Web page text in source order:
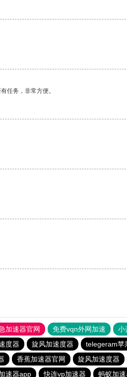
任务，非常方便。
加速器官网 免费vqn外网加速 小
度器 旋风加速度器 telegeram苹
香蕉加速器官网 旋风加速度器
速器app 快连vp加速器 蚂蚁加